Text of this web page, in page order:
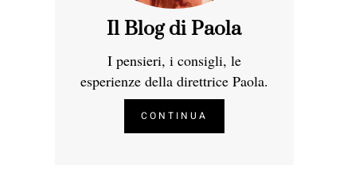
Il Blog di Paola
I pensieri, i consigli, le
esperienze della direttrice Paola.
CONTINUA